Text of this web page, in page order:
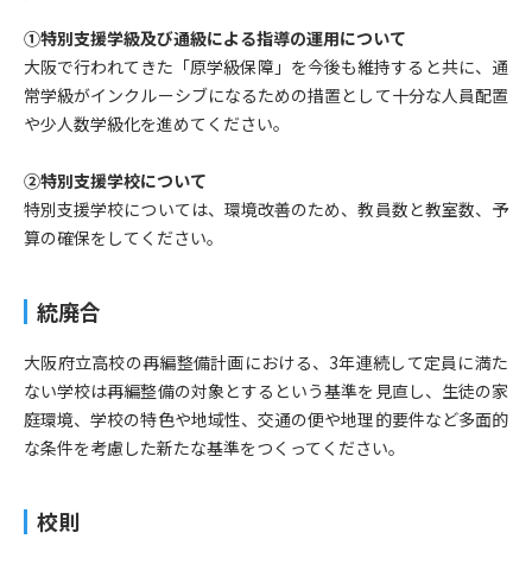
①特別支援学級及び通級による指導の運用について
大阪で行われてきた「原学級保障」を今後も維持すると共に、通
常学級がインクルーシブになるための措置として十分な人員配置
や少人数学級化を進めてください。
②特別支援学校について
特別支援学校については、環境改善のため、教員数と教室数、予
算の確保をしてください。
統廃合
大阪府立高校の再編整備計画における、3年連続して定員に満た
ない学校は再編整備の対象とするという基準を見直し、生徒の家
庭環境、学校の特色や地域性、交通の便や地理的要件など多面的
な条件を考慮した新たな基準をつくってください。
校則